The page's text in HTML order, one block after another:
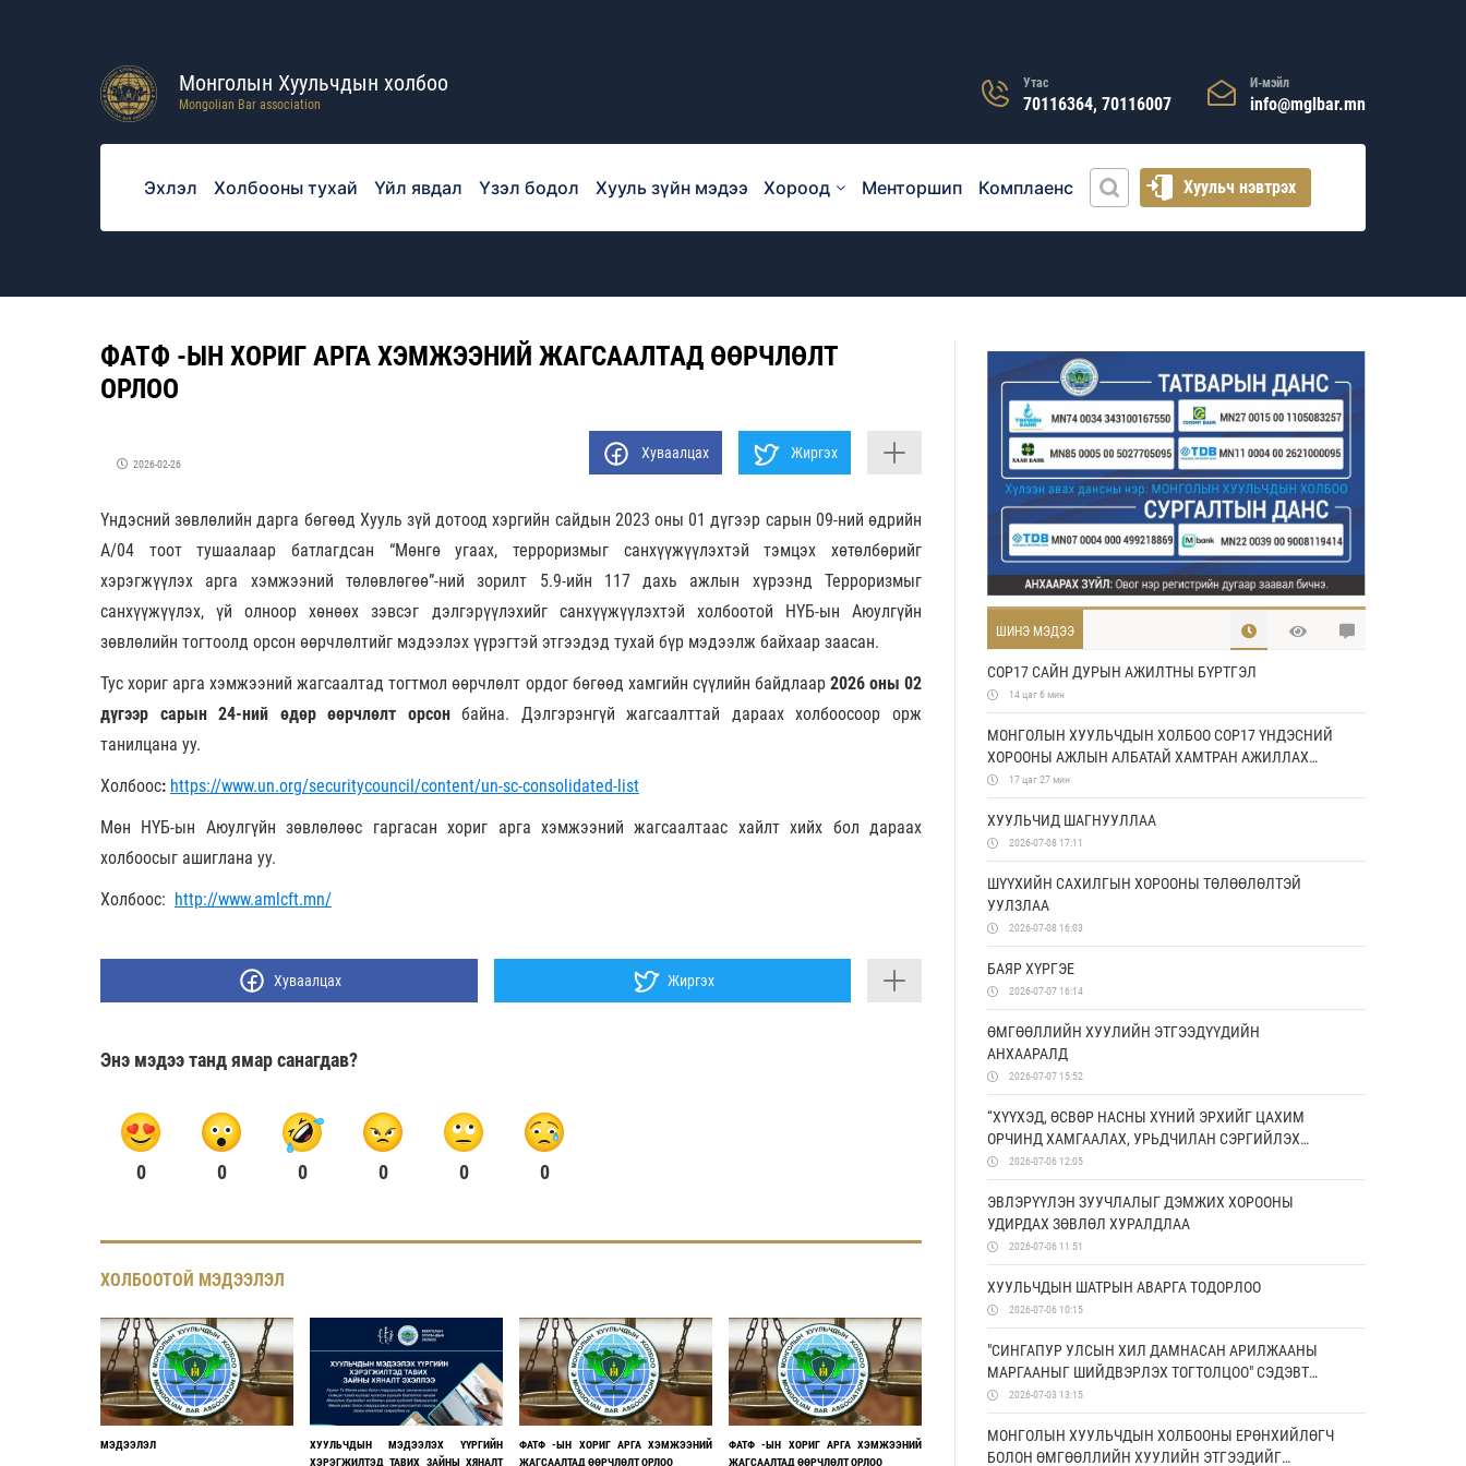
Монголын Хуульчдын холбоо
Mongolian Bar association
Утас
70116364, 70116007
И-мэйл
info@mglbar.mn
Эхлэл Холбооны тухай Үйл явдал Үзэл бодол Хууль зүйн мэдээ Хороод Менторшип Комплаенс Хуульч нэвтрэх
ФАТФ -ЫН ХОРИГ АРГА ХЭМЖЭЭНИЙ ЖАГСААЛТАД ӨӨРЧЛӨЛТ
ОРЛОО
2026-02-26
Хуваалцах Жиргэх
Үндэсний зөвлөлийн дарга бөгөөд Хууль зүй дотоод хэргийн сайдын 2023 оны 01 дүгээр сарын 09-ний өдрийн
А/04 тоот тушаалаар батлагдсан “Мөнгө угаах, терроризмыг санхүүжүүлэхтэй тэмцэх хөтөлбөрийг
хэрэгжүүлэх арга хэмжээний төлөвлөгөө”-ний зорилт 5.9-ийн 117 дахь ажлын хүрээнд Терроризмыг
санхүүжүүлэх, үй олноор хөнөөх зэвсэг дэлгэрүүлэхийг санхүүжүүлэхтэй холбоотой НҮБ-ын Аюулгүйн
зөвлөлийн тогтоолд орсон өөрчлөлтийг мэдээлэх үүрэгтэй этгээдэд тухай бүр мэдээлж байхаар заасан.
Тус хориг арга хэмжээний жагсаалтад тогтмол өөрчлөлт ордог бөгөөд хамгийн сүүлийн байдлаар 2026 оны 02
дүгээр сарын 24-ний өдөр өөрчлөлт орсонбайна. Дэлгэрэнгүй жагсаалттай дараах холбоосоор орж
танилцана уу.
Холбоос: https://www.un.org/securitycouncil/content/un-sc-consolidated-list
Мөн НҮБ-ын Аюулгүйн зөвлөлөөс гаргасан хориг арга хэмжээний жагсаалтаас хайлт хийх бол дараах
холбоосыг ашиглана уу.
Холбоос: http://www.amlcft.mn/
Хуваалцах Жиргэх
Энэ мэдээ танд ямар санагдав?
0 0 0 0 0 0
ХОЛБООТОЙ МЭДЭЭЛЭЛ
МЭДЭЭЛЭЛ
ХУУЛЬЧДЫН МЭДЭЭЛЭХ ҮҮРГИЙН
ХЭРЭГЖИЛТЭД ТАВИХ ЗАЙНЫ ХЯНАЛТ
ФАТФ -ЫН ХОРИГ АРГА ХЭМЖЭЭНИЙ
ЖАГСААЛТАД ӨӨРЧЛӨЛТ ОРЛОО
ФАТФ -ЫН ХОРИГ АРГА ХЭМЖЭЭНИЙ
ЖАГСААЛТАД ӨӨРЧЛӨЛТ ОРЛОО
ШИНЭ МЭДЭЭ
COP17 САЙН ДУРЫН АЖИЛТНЫ БҮРТГЭЛ
14 цаг 6 мин
МОНГОЛЫН ХУУЛЬЧДЫН ХОЛБОО COP17 ҮНДЭСНИЙ
ХОРООНЫ АЖЛЫН АЛБАТАЙ ХАМТРАН АЖИЛЛАХ
САНАМЖ БИЧИГ БАЙГУУЛЛАА
17 цаг 27 мин
ХУУЛЬЧИД ШАГНУУЛЛАА
2026-07-08 17:11
ШҮҮХИЙН САХИЛГЫН ХОРООНЫ ТӨЛӨӨЛӨЛТЭЙ
УУЛЗЛАА
2026-07-08 16:03
БАЯР ХҮРГЭЕ
2026-07-07 16:14
ӨМГӨӨЛЛИЙН ХУУЛИЙН ЭТГЭЭДҮҮДИЙН
АНХААРАЛД
2026-07-07 15:52
“ХҮҮХЭД, ӨСВӨР НАСНЫ ХҮНИЙ ЭРХИЙГ ЦАХИМ
ОРЧИНД ХАМГААЛАХ, УРЬДЧИЛАН СЭРГИЙЛЭХ
БОЛОН ЭРХ ЗҮЙН МЭДЛЭГИЙГ НЭМЭГДҮҮЛЭХ НЬ”
ТӨСӨЛД ХАМТРАН АЖИЛЛАНА
2026-07-06 12:05
ЭВЛЭРҮҮЛЭН ЗУУЧЛАЛЫГ ДЭМЖИХ ХОРООНЫ
УДИРДАХ ЗӨВЛӨЛ ХУРАЛДЛАА
2026-07-06 11:51
ХУУЛЬЧДЫН ШАТРЫН АВАРГА ТОДОРЛОО
2026-07-06 10:15
"СИНГАПУР УЛСЫН ХИЛ ДАМНАСАН АРИЛЖААНЫ
МАРГААНЫГ ШИЙДВЭРЛЭХ ТОГТОЛЦОО" СЭДЭВТ
СУРГАЛТ БОЛЛОО
2026-07-03 13:15
МОНГОЛЫН ХУУЛЬЧДЫН ХОЛБООНЫ ЕРӨНХИЙЛӨГЧ
БОЛОН ӨМГӨӨЛЛИЙН ХУУЛИЙН ЭТГЭЭДИЙГ